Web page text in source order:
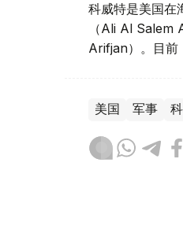
科威特是美国在
（Ali Al Salem
Arifjan）。目前
美国 军事